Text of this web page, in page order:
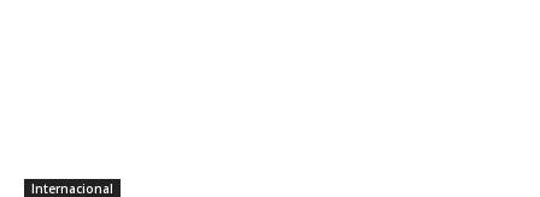
Internacional